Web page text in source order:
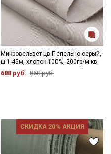
Микровельвет цв.Пепельно-серый,
ш.1.45м, хлопок-100%, 200гр/м.кв
688 руб. 860 руб.
СКИДКА 20% АКЦИЯ